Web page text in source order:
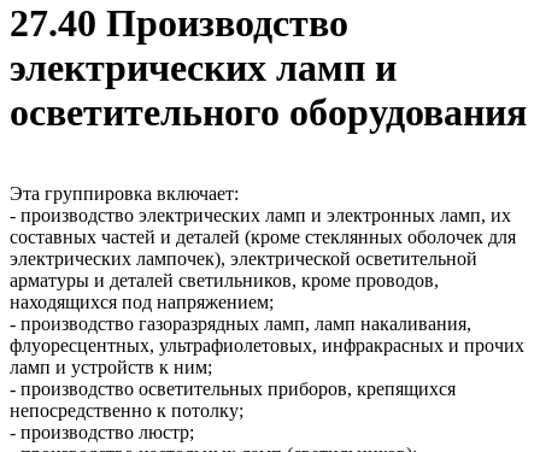
27.40 Производство
электрических ламп и
осветительного оборудования
Эта группировка включает:
- производство электрических ламп и электронных ламп, их
составных частей и деталей (кроме стеклянных оболочек для
электрических лампочек), электрической осветительной
арматуры и деталей светильников, кроме проводов,
находящихся под напряжением;
- производство газоразрядных ламп, ламп накаливания,
флуоресцентных, ультрафиолетовых, инфракрасных и прочих
ламп и устройств к ним;
- производство осветительных приборов, крепящихся
непосредственно к потолку;
- производство люстр;